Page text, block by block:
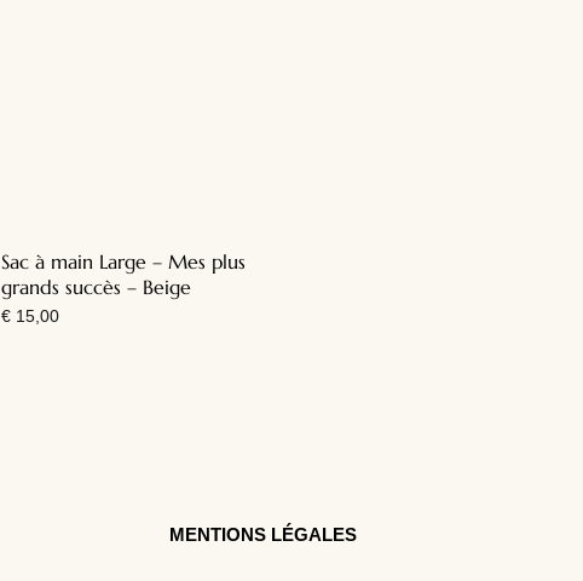
Sac à main Large – Mes plus
grands succès – Beige
€15,00
MENTIONS LÉGALES